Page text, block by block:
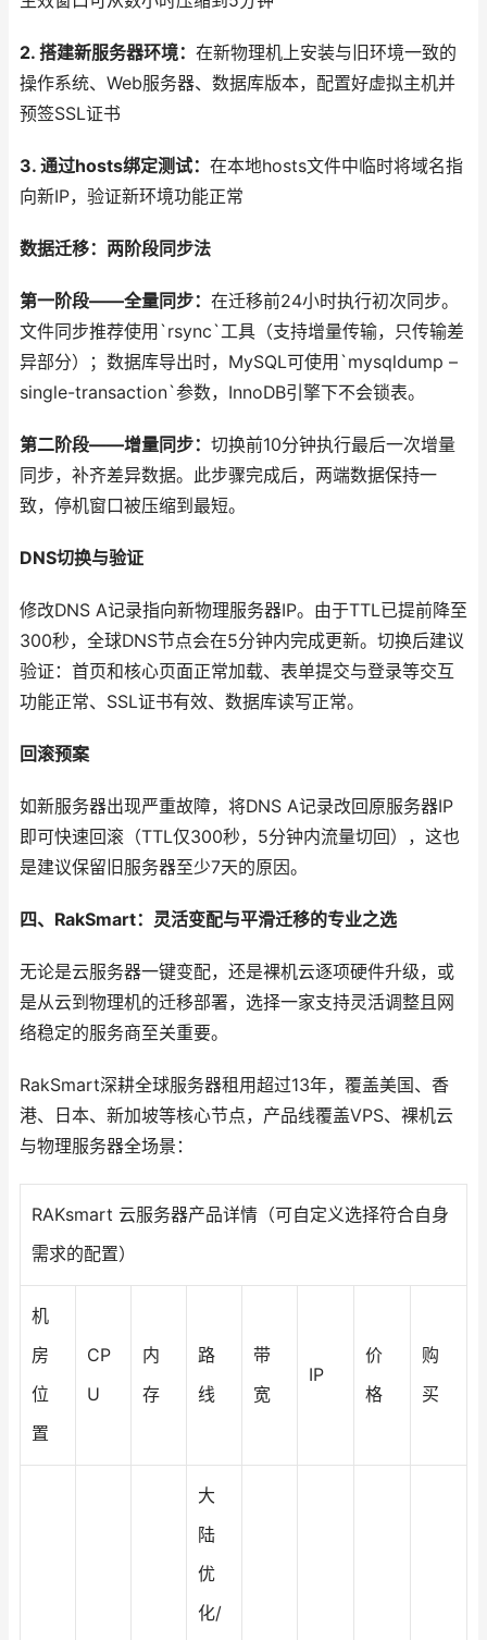
2. 搭建新服务器环境： 在新物理机上安装与旧环境一致的
操作系统、Web服务器、数据库版本，配置好虚拟主机并
预签SSL证书
3. 通过hosts绑定测试： 在本地hosts文件中临时将域名指
向新IP，验证新环境功能正常
数据迁移：两阶段同步法
第一阶段——全量同步： 在迁移前24小时执行初次同步。
文件同步推荐使用`rsync`工具（支持增量传输，只传输差
异部分）；数据库导出时，MySQL可使用`mysqldump –
single-transaction`参数，InnoDB引擎下不会锁表。
第二阶段——增量同步： 切换前10分钟执行最后一次增量
同步，补齐差异数据。此步骤完成后，两端数据保持一
致，停机窗口被压缩到最短。
DNS切换与验证
修改DNS A记录指向新物理服务器IP。由于TTL已提前降至
300秒，全球DNS节点会在5分钟内完成更新。切换后建议
验证：首页和核心页面正常加载、表单提交与登录等交互
功能正常、SSL证书有效、数据库读写正常。
回滚预案
如新服务器出现严重故障，将DNS A记录改回原服务器IP
即可快速回滚（TTL仅300秒，5分钟内流量切回），这也
是建议保留旧服务器至少7天的原因。
四、RakSmart：灵活变配与平滑迁移的专业之选
无论是云服务器一键变配，还是裸机云逐项硬件升级，或
是从云到物理机的迁移部署，选择一家支持灵活调整且网
络稳定的服务商至关重要。
RakSmart深耕全球服务器租用超过13年，覆盖美国、香
港、日本、新加坡等核心节点，产品线覆盖VPS、裸机云
与物理服务器全场景：
RAKsmart 云服务器产品详情（可自定义选择符合自身
需求的配置）
机
房
位
置
CP
U
内
存
路
线
带
宽
IP
价
格
购
买
大
陆
优
化/